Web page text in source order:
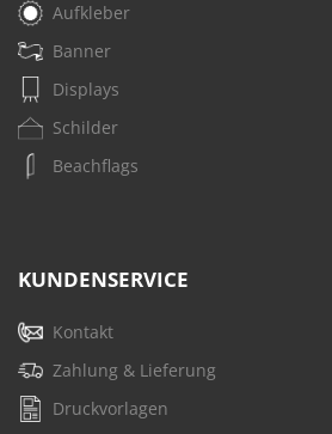
Aufkleber
Banner
Displays
Schilder
Beachflags
KUNDENSERVICE
Kontakt
Zahlung & Lieferung
Druckvorlagen